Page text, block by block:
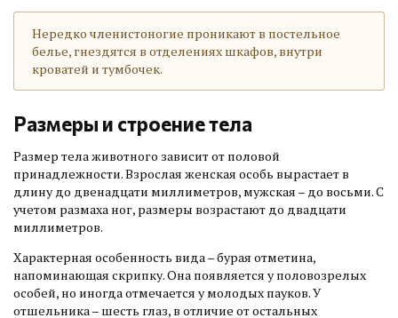
Нередко членистоногие проникают в постельное
белье, гнездятся в отделениях шкафов, внутри
кроватей и тумбочек.
Размеры и строение тела
Размер тела животного зависит от половой
принадлежности. Взрослая женская особь вырастает в
длину до двенадцати миллиметров, мужская – до восьми. С
учетом размаха ног, размеры возрастают до двадцати
миллиметров.
Характерная особенность вида – бурая отметина,
напоминающая скрипку. Она появляется у половозрелых
особей, но иногда отмечается у молодых пауков. У
отшельника – шесть глаз, в отличие от остальных